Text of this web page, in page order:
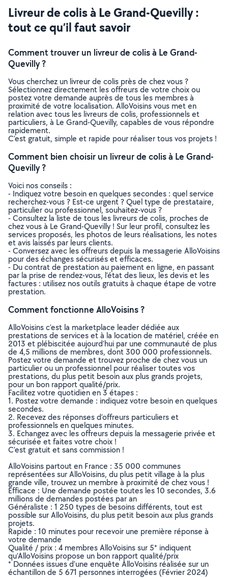
Livreur de colis à Le Grand-Quevilly :
tout ce qu’il faut savoir
Comment trouver un livreur de colis à Le Grand-
Quevilly ?
Vous cherchez un livreur de colis près de chez vous ?
Sélectionnez directement les offreurs de votre choix ou
postez votre demande auprès de tous les membres à
proximité de votre localisation. AlloVoisins vous met en
relation avec tous les livreurs de colis, professionnels et
particuliers, à Le Grand-Quevilly, capables de vous répondre
rapidement.
C’est gratuit, simple et rapide pour réaliser tous vos projets !
Comment bien choisir un livreur de colis à Le Grand-
Quevilly ?
Voici nos conseils :
- Indiquez votre besoin en quelques secondes : quel service
recherchez-vous ? Est-ce urgent ? Quel type de prestataire,
particulier ou professionnel, souhaitez-vous ?
- Consultez la liste de tous les livreurs de colis, proches de
chez vous à Le Grand-Quevilly ! Sur leur profil, consultez les
services proposés, les photos de leurs réalisations, les notes
et avis laissés par leurs clients.
- Conversez avec les offreurs depuis la messagerie AlloVoisins
pour des échanges sécurisés et efficaces.
- Du contrat de prestation au paiement en ligne, en passant
par la prise de rendez-vous, l’état des lieux, les devis et les
factures : utilisez nos outils gratuits à chaque étape de votre
prestation.
Comment fonctionne AlloVoisins ?
AlloVoisins c’est la marketplace leader dédiée aux
prestations de services et à la location de matériel, créée en
2013 et plébiscitée aujourd’hui par une communauté de plus
de 4,5 millions de membres, dont 300 000 professionnels.
Postez votre demande et trouvez proche de chez vous un
particulier ou un professionnel pour réaliser toutes vos
prestations, du plus petit besoin aux plus grands projets,
pour un bon rapport qualité/prix.
Facilitez votre quotidien en 3 étapes :
1. Postez votre demande : indiquez votre besoin en quelques
secondes.
2. Recevez des réponses d’offreurs particuliers et
professionnels en quelques minutes.
3. Echangez avec les offreurs depuis la messagerie privée et
sécurisée et faites votre choix !
C’est gratuit et sans commission !
AlloVoisins partout en France : 35 000 communes
représentées sur AlloVoisins, du plus petit village à la plus
grande ville, trouvez un membre à proximité de chez vous !
Efficace : Une demande postée toutes les 10 secondes, 3.6
millions de demandes postées par an
Généraliste : 1 250 types de besoins différents, tout est
possible sur AlloVoisins, du plus petit besoin aux plus grands
projets.
Rapide : 10 minutes pour recevoir une première réponse à
votre demande
Qualité / prix : 4 membres AlloVoisins sur 5* indiquent
qu’AlloVoisins propose un bon rapport qualité/prix
* Données issues d’une enquête AlloVoisins réalisée sur un
échantillon de 5 671 personnes interrogées (Février 2024)